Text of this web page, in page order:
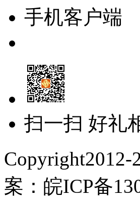
手机客户端
扫一扫 好礼
Copyright2012-
案：皖ICP备